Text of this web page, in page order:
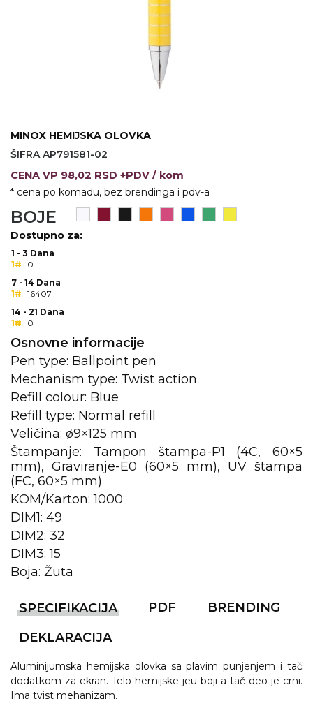
ALAT
ŠOLJE
LAMPE
ZDRAVLJE I LEPOTA
DUKSEVI I KABANICE
KAČKETI, KAPE I ŠEŠIRI
POLO MAJICE
KOŠULJE
UNIFORME
STRETCH TOPS
SUBLIMACIJA
CRICKET UPALJAČI
ŠIBICA
JAKNE I PRSLUCI
HYGIENIC KOLEKCIJA
OKOVRATNE ID TRAKICE
DOGAĐAJE
ID PLOČICA
TERMOSI
MODNI
MINOX HEMIJSKA OLOVKA
ŠIFRA AP791581-02
CENA VP 98,02 RSD +PDV / kom
* cena po komadu, bez brendinga i pdv-a
BOJE
Dostupno za:
1 - 3 Dana
1#
0
7 - 14 Dana
1# 16407
14 - 21 Dana
1#
0
Osnovne informacije
Pen type: Ballpoint pen
Mechanism type: Twist action
Refill colour: Blue
Refill type: Normal refill
Veličina: ø9×125 mm
Štampanje: Tampon štampa-P1 (4C, 60×5
mm), Graviranje-E0 (60×5 mm), UV štampa
(FC, 60×5 mm)
KOM/Karton: 1000
DIM1: 49
DIM2: 32
DIM3: 15
Boja: Žuta
SPECIFIKACIJA PDF
BRENDING
DEKLARACIJA
Aluminijumska hemijska olovka sa plavim punjenjem i tač
dodatkom za ekran. Telo hemijske jeu boji a tač deo je crni.
Ima tvist mehanizam.